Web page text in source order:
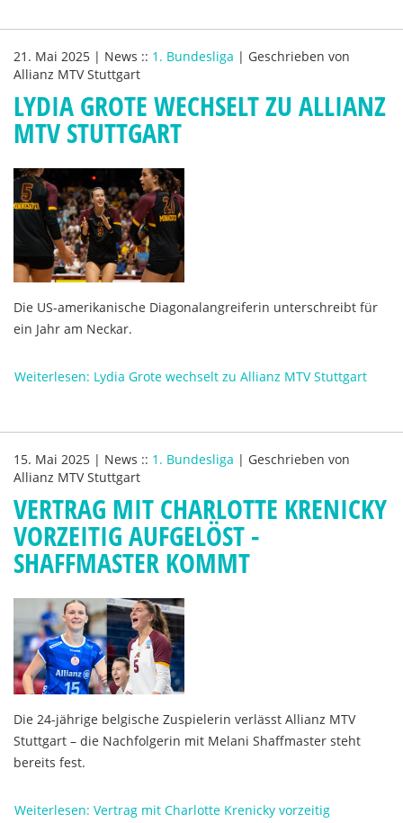
21. Mai 2025 | News :: 1. Bundesliga | Geschrieben von
Allianz MTV Stuttgart
LYDIA GROTE WECHSELT ZU ALLIANZ
MTV STUTTGART
Die US-amerikanische Diagonalangreiferin unterschreibt für
ein Jahr am Neckar.
Weiterlesen: Lydia Grote wechselt zu Allianz MTV Stuttgart
15. Mai 2025 | News :: 1. Bundesliga | Geschrieben von
Allianz MTV Stuttgart
VERTRAG MIT CHARLOTTE KRENICKY
VORZEITIG AUFGELÖST -
SHAFFMASTER KOMMT
Die 24-jährige belgische Zuspielerin verlässt Allianz MTV
Stuttgart – die Nachfolgerin mit Melani Shaffmaster steht
bereits fest.
Weiterlesen: Vertrag mit Charlotte Krenicky vorzeitig